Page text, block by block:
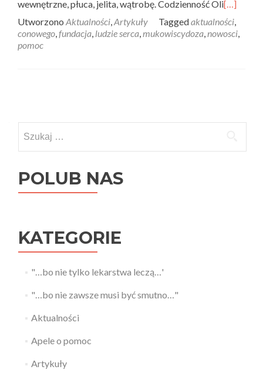
wewnętrzne, płuca, jelita, wątrobę. Codzienność Oli[…]
Utworzono Aktualności,Artykuły Taggedaktualności,
conowego,fundacja, ludzie serca,mukowiscydoza,nowosci,
pomoc
navigation
POLUB NAS
KATEGORIE
"…bo nie tylko lekarstwa leczą…'
"…bo nie zawsze musi być smutno…"
Aktualności
Apele o pomoc
Artykuły